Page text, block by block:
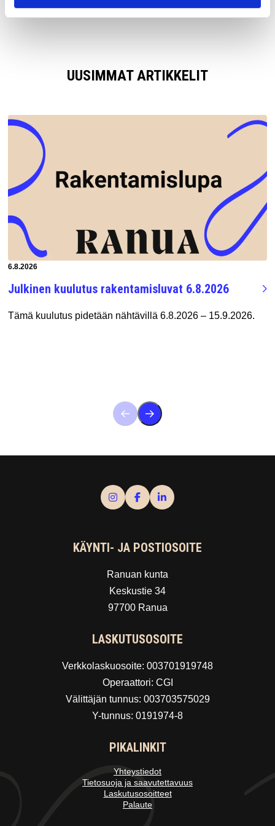
UUSIMMAT ARTIKKELIT
Artikkeli luotu:
6.8.2026
Julkinen kuulutus rakentamisluvat 6.8.2026
Tämä kuulutus pidetään nähtävillä 6.8.2026 – 15.9.2026.
KÄYNTI- JA POSTIOSOITE
Ranuan kunta
Keskustie 34
97700 Ranua
LASKUTUSOSOITE
Verkkolaskuosoite: 003701919748
Operaattori: CGI
Välittäjän tunnus: 003703575029
Y-tunnus: 0191974-8
PIKALINKIT
Yhteystiedot
Tietosuoja ja saavutettavuus
Laskutusosoitteet
Palaute